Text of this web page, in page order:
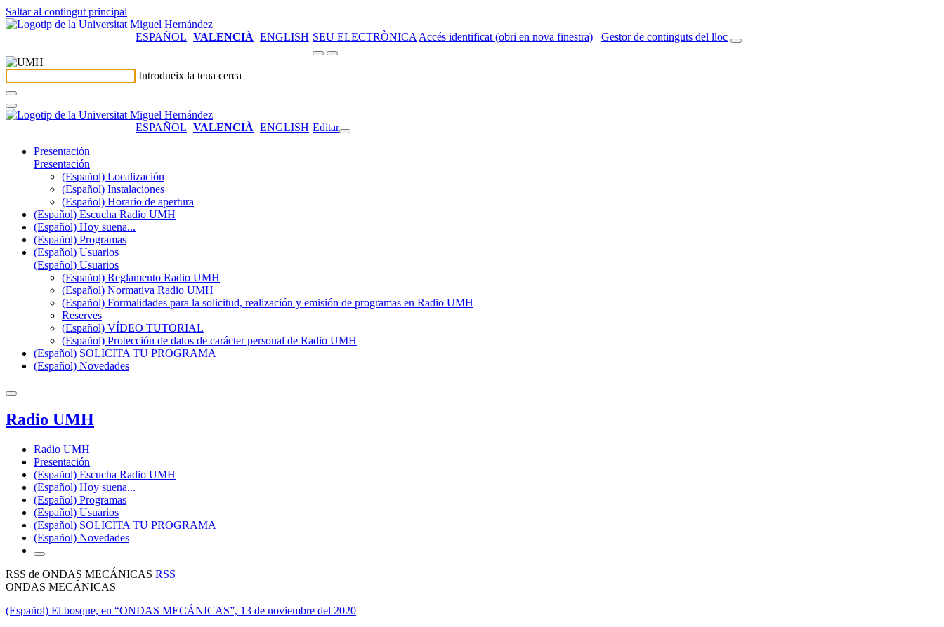
Saltar al contingut principal
ESPAÑOL VALENCIÀ ENGLISH SEU ELECTRÒNICA Accés identificat (obri en nova finestra) Gestor de continguts del lloc
Introdueix la teua cerca
ESPAÑOL VALENCIÀ ENGLISH Editar
Presentación
Presentación
(Español) Localización
(Español) Instalaciones
(Español) Horario de apertura
(Español) Escucha Radio UMH
(Español) Hoy suena...
(Español) Programas
(Español) Usuarios
(Español) Usuarios
(Español) Reglamento Radio UMH
(Español) Normativa Radio UMH
(Español) Formalidades para la solicitud, realización y emisión de programas en Radio UMH
Reserves
(Español) VÍDEO TUTORIAL
(Español) Protección de datos de carácter personal de Radio UMH
(Español) SOLICITA TU PROGRAMA
(Español) Novedades
Radio UMH
Radio UMH
Presentación
(Español) Escucha Radio UMH
(Español) Hoy suena...
(Español) Programas
(Español) Usuarios
(Español) SOLICITA TU PROGRAMA
(Español) Novedades
RSS de ONDAS MECÁNICAS RSS
ONDAS MECÁNICAS
(Español) El bosque, en “ONDAS MECÁNICAS”, 13 de noviembre del 2020